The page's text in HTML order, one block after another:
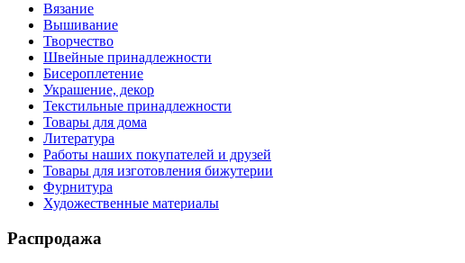
Вязание
Вышивание
Творчество
Швейные принадлежности
Бисероплетение
Украшение, декор
Текстильные принадлежности
Товары для дома
Литература
Работы наших покупателей и друзей
Товары для изготовления бижутерии
Фурнитура
Художественные материалы
Распродажа